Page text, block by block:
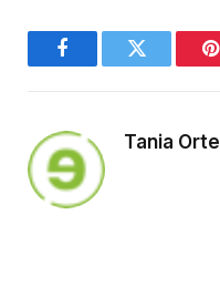
FacebookTwitter
Tania